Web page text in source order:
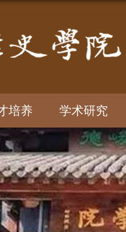
培养 学术研究